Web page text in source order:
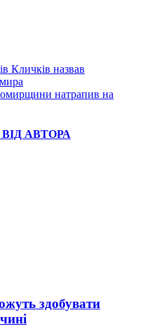
Кличків назвав
натрапив на
АВТОРА
здобувати